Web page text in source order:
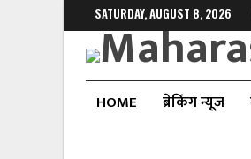
SATURDAY, AUGUST 8, 2026
HOME ब्रेकिंग न्यूज